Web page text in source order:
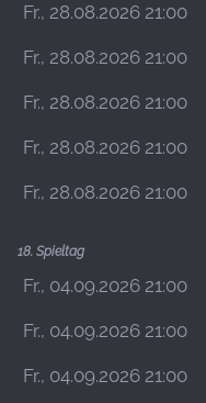
Fr., 28.08.2026 21:00
Fr., 28.08.2026 21:00
Fr., 28.08.2026 21:00
Fr., 28.08.2026 21:00
Fr., 28.08.2026 21:00
18. Spieltag
Fr., 04.09.2026 21:00
Fr., 04.09.2026 21:00
Fr., 04.09.2026 21:00